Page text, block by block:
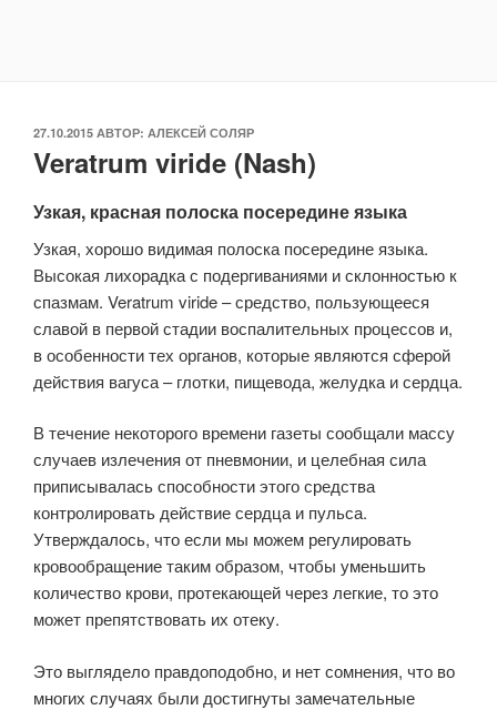
ОПУБЛИКОВАНО
27.10.2015 АВТОР: АЛЕКСЕЙ СОЛЯР
Veratrum viride (Nash)
Узкая, красная полоска посередине языка
Узкая, хорошо видимая полоска посередине языка.
Высокая лихорадка с подергиваниями и склонностью к
спазмам. Veratrum viride – средство, пользующееся
славой в первой стадии вос­палительных процессов и,
в особенности тех органов, которые являются сфе­рой
действия вагуса – глотки, пищевода, желудка и сердца.
В течение некоторого времени газеты сообщали массу
случаев излечения от пневмонии, и целебная сила
приписывалась способности этого средства
контролиро­вать действие сердца и пульса.
Утверждалось, что если мы можем регули­ровать
кровообращение таким образом, чтобы уменьшить
количество крови, протекающей через легкие, то это
может препятствовать их отеку.
Это вы­глядело правдоподобно, и нет сомнения, что во
многих случаях были дос­тигнуты замечательные